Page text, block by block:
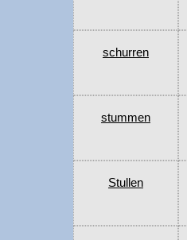
schurren
stummen
Stullen